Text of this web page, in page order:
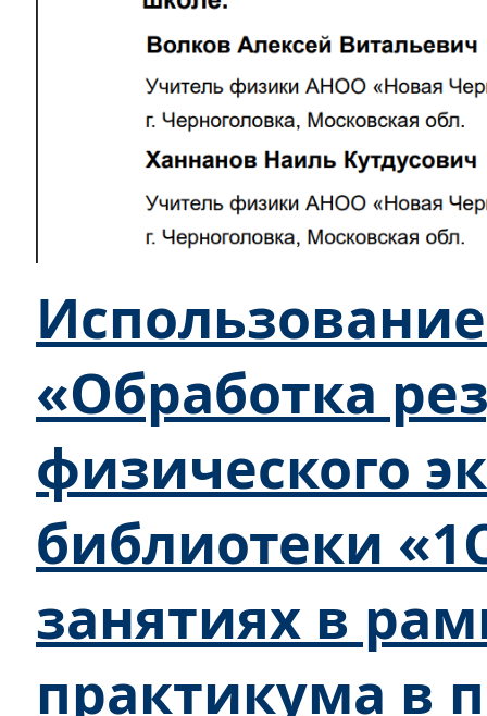
«Обработка
физического
библиотеки
занятиях в
практикума в